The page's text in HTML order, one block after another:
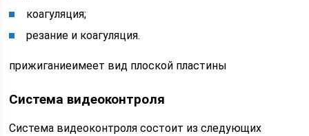
коагуляция;
резание и коагуляция.
прижиганиеимеет вид плоской пластины
Система видеоконтроля
Система видеоконтроля состоит из следующих